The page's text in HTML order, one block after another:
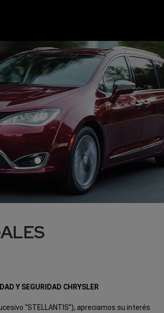
Y SEGURIDAD CHRYSLER
“STELLANTIS”), apreciamos su interés